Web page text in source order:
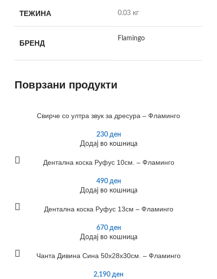
ТЕЖИНА 0.03 кг
БРЕНД
Flamingo
Поврзани продукти
Свирче со ултра звук за дресура – Фламинго
230 ден
Додај во кошница
Дентална коска Руфус 10см. – Фламинго
490 ден
Додај во кошница
Дентална коска Руфус 13см – Фламинго
670 ден
Додај во кошница
Чанта Дивина Сина 50х28х30см. – Фламинго
2,190 ден